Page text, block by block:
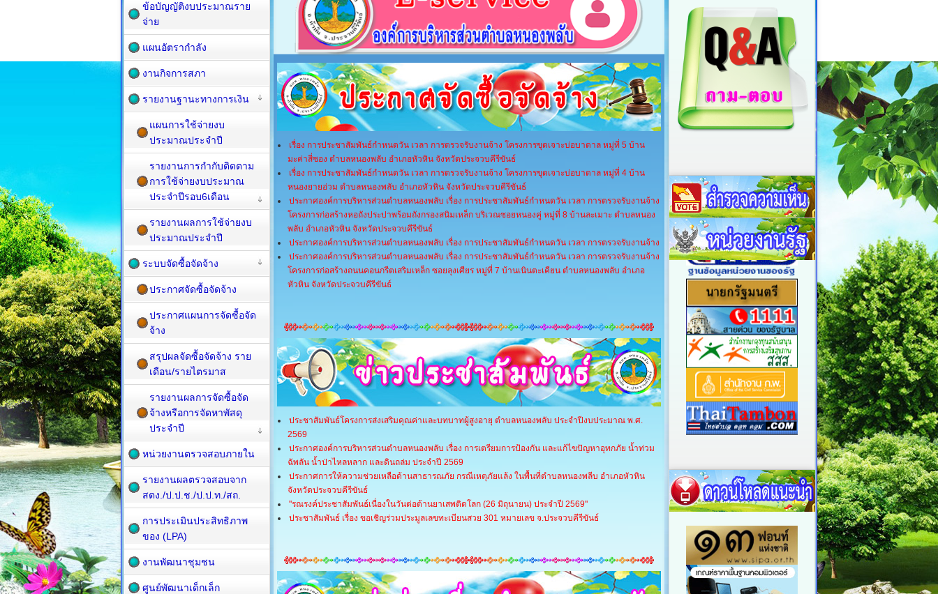
เรื่อง การประชาสัมพันธ์กำหนดวัน เวลา การตรวจรับงานจ้าง โครงการขุดเจาะบ่อบาดาล หมู่ที่ 5 บ้าน
มะค่าสี่ซอง ตำบลหนองพลับ อำเภอหัวหิน จังหวัดประจวบคีรีขันธ์
เรื่อง การประชาสัมพันธ์กำหนดวัน เวลา การตรวจรับงานจ้าง โครงการขุดเจาะบ่อบาดาล หมู่ที่ 4 บ้าน
หนองยายอ่วม ตำบลหนองพลับ อำเภอหัวหิน จังหวัดประจวบคีรีขันธ์
ประกาศองค์การบริหารส่วนตำบลหนองพลับ เรื่อง การประชาสัมพันธ์กำหนดวัน เวลา การตรวจรับงานจ้าง
โครงการก่อสร้างหอถังประปาพร้อมถังกรองสนิมเหล็ก บริเวณซอยหนองคู่ หมู่ที่ 8 บ้านละเมาะ ตำบลหนอง
พลับ อำเภอหัวหิน จังหวัดประจวบคีรีขันธ์
ประกาศองค์การบริหารส่วนตำบลหนองพลับ เรื่อง การประชาสัมพันธ์กำหนดวัน เวลา การตรวจรับงานจ้าง
ประกาศองค์การบริหารส่วนตำบลหนองพลับ เรื่อง การประชาสัมพันธ์กำหนดวัน เวลา การตรวจรับงานจ้าง
โครงการก่อสร้างถนนคอนกรีตเสริมเหล็ก ซอยลุงเศียร หมู่ที่ 7 บ้านเนินตะเคียน ตำบลหนองพลับ อำเภอ
หัวหิน จังหวัดประจวบคีรีขันธ์
ประชาสัมพันธ์โครงการส่งเสริมคุณค่าและบทบาทผู้สูงอายุ ตำบลหนองพลับ ประจำปีงบประมาณ พ.ศ.
2569
ประกาศองค์การบริหารส่วนตำบลหนองพลับ เรื่อง การเตรียมการป้องกัน และแก้ไขปัญหาอุทกภัย น้ำท่วม
ฉัพลัน น้ำป่าไหลหลาก และดินถล่ม ประจำปี 2569
ประกาศการให้ความช่วยเหลือด้านสาธารณภัย กรณีเหตุภัยแล้ง ในพื้นที่ตำบลหนองพลีบ อำเภอหัวหิน
จังหวัดประจวบคีรีขันธ์
"รณรงค์ประชาสัมพันธ์เนื่องในวันต่อต้านยาเสพติดโลก (26 มิถุนายน) ประจำปี 2569"
ประชาสัมพันธ์ เรื่อง ขอเชิญร่วมประมูลเลขทะเบียนสวย 301 หมายเลข จ.ประจวบคีรีขันธ์
ข้อบัญญัติงบประมาณราย
จ่าย
แผนอัตรากำลัง
งานกิจการสภา
รายงานฐานะทางการเงิน
แผนการใช้จ่ายงบ
ประมาณประจำปี
รายงานการกำกับติดตาม
การใช้จ่ายงบประมาณ
ประจำปีรอบ6เดือน
รายงานผลการใช้จ่ายงบ
ประมาณประจำปี
ระบบจัดซื้อจัดจ้าง
ประกาศจัดซื้อจัดจ้าง
ประกาศแผนการจัดซื้อจัด
จ้าง
สรุปผลจัดซื้อจัดจ้าง ราย
เดือน/รายไตรมาส
รายงานผลการจัดซื้อจัด
จ้างหรือการจัดหาพัสดุ
ประจำปี
หน่วยงานตรวจสอบภายใน
รายงานผลตรวจสอบจาก
สตง./ป.ป.ช./ป.ป.ท./สถ.
การประเมินประสิทธิภาพ
ของ (LPA)
งานพัฒนาชุมชน
ศูนย์พัฒนาเด็กเล็ก